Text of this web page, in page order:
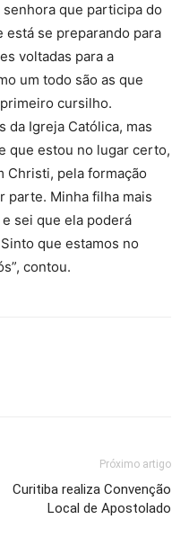
que participa do
está se preparando para
voltadas para a
um todo são as que
cursilho.
da Igreja Católica, mas
que estou no lugar certo,
Christi, pela formação
parte. Minha filha mais
sei que ela poderá
que estamos no
contou.
Próximo artigo
Curitiba realiza Convenção
Local de Apostolado